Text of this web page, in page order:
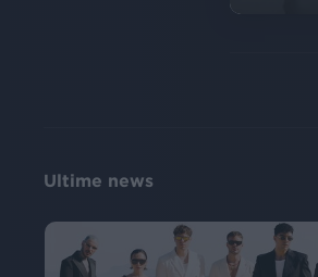
Ultime news